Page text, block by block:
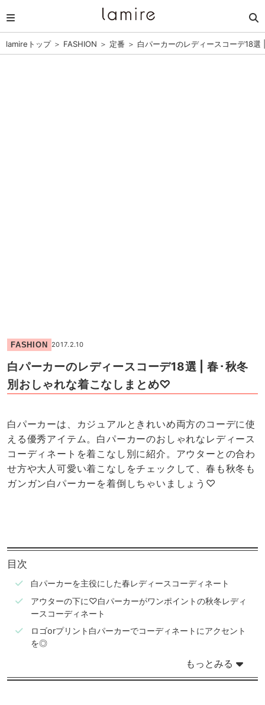
lamireトップ＞ FASHION ＞ 定番 ＞ 白パーカーのレディースコーデ18
FASHION 2017.2.10
白パーカーのレディースコーデ18選 | 春･秋冬
別おしゃれな着こなしまとめ♡
白パーカーは、カジュアルときれいめ両方のコーデに使
える優秀アイテム。白パーカーのおしゃれなレディース
コーディネートを着こなし別に紹介。アウターとの合わ
せ方や大人可愛い着こなしをチェックして、春も秋冬も
ガンガン白パーカーを着倒しちゃいましょう♡
目次
白パーカーを主役にした春レディースコーディネート
アウターの下に♡白パーカーがワンポイントの秋冬レディ
ースコーディネート
ロゴorプリント白パーカーでコーディネートにアクセント
を◎
もっとみる